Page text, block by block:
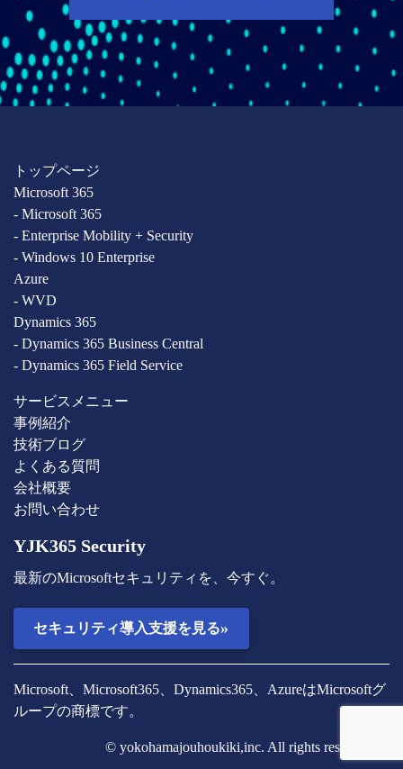
トップページ
Microsoft 365
- Microsoft 365
- Enterprise Mobility + Security
- Windows 10 Enterprise
Azure
- WVD
Dynamics 365
- Dynamics 365 Business Central
- Dynamics 365 Field Service
サービスメニュー
事例紹介
技術ブログ
よくある質問
会社概要
お問い合わせ
YJK365 Security
最新のMicrosoftセキュリティを、今すぐ。
セキュリティ導入支援を見る»
Microsoft、Microsoft365、Dynamics365、AzureはMicrosoftグ
ループの商標です。
© yokohamajouhoukiki,inc. All rights reserved.